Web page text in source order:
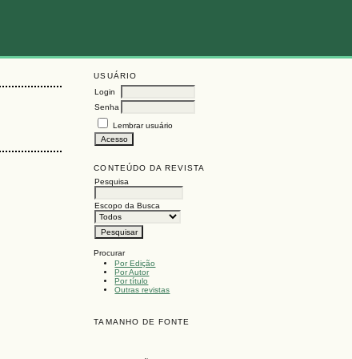
USUÁRIO
Login
Senha
Lembrar usuário
CONTEÚDO DA REVISTA
Pesquisa
Escopo da Busca
Procurar
Por Edição
Por Autor
Por título
Outras revistas
TAMANHO DE FONTE